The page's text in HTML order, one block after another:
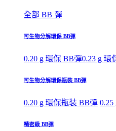
全部 BB 彈
可生物分解環保 BB彈
0.20 g 環保 BB彈0.23 g 環
可生物分解環保瓶裝 BB彈
0.20 g 環保瓶裝 BB彈
精密級 BB彈